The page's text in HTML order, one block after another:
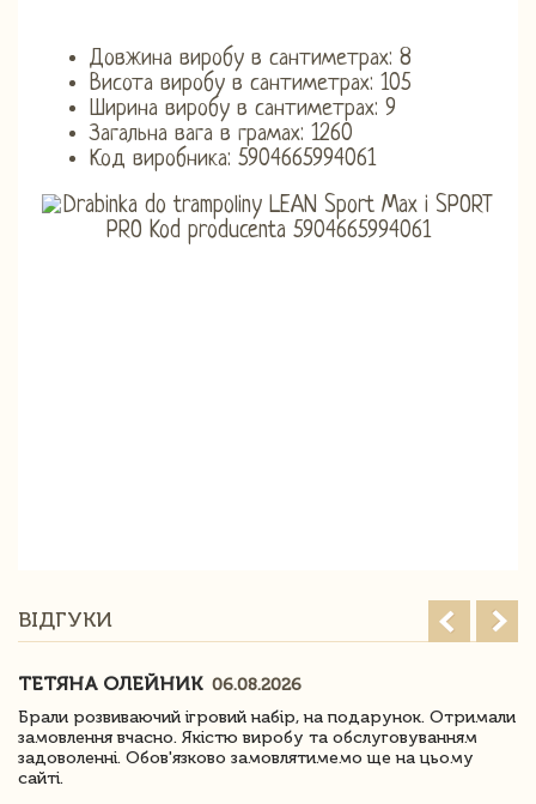
Довжина виробу в сантиметрах: 8
Висота виробу в сантиметрах: 105
Ширина виробу в сантиметрах: 9
Загальна вага в грамах: 1260
Код виробника: 5904665994061
ВІДГУКИ
ТЕТЯНА ОЛЕЙНИК 06.08.2026
Брали розвиваючий ігровий набір, на подарунок. Отримали
замовлення вчасно. Якістю виробу та обслуговуванням
задоволенні. Обов'язково замовлятимемо ще на цьому
сайті.